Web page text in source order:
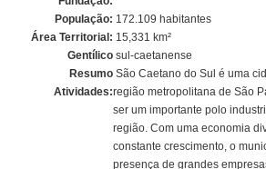
População: 172.109 habitantes
Área Territorial: 15,331 km²
Gentílicosul-caetanense
Resumo
Atividades:
São Caetano do Sul é uma
região metropolitana de São
ser um importante polo
região. Com uma economia
constante crescimento, o
presença de grandes